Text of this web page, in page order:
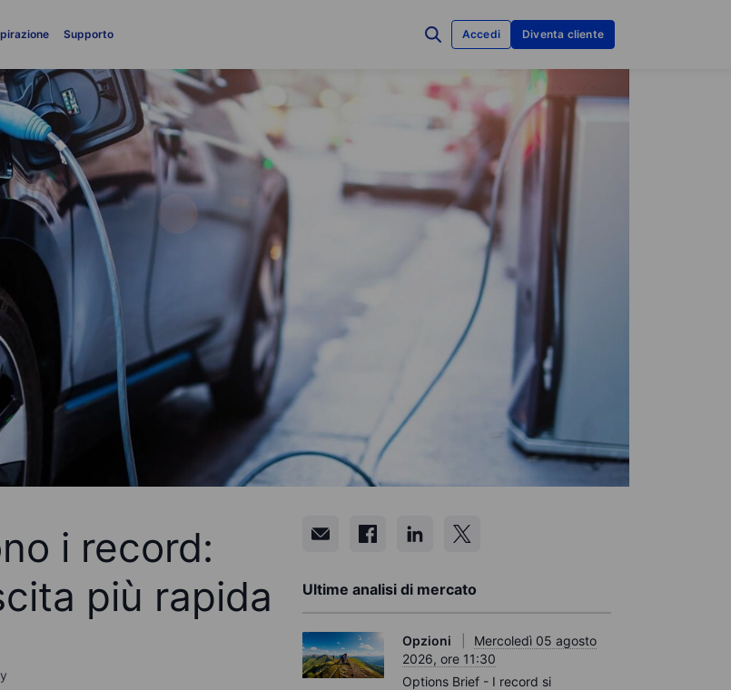
Supporto Accedi Diventa cliente
i record:
più rapida
Ultime analisi di mercato
Opzioni
Mercoledì 05 agosto
2026, ore 11:30
Options Brief - I record si